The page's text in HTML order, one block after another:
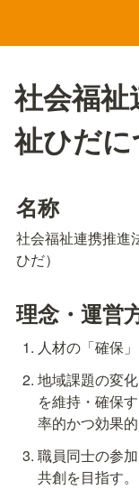
社会福
祉ひだに
名称
社会福祉連携推進
ひだ）
理念・運営
人材の「確保
地域課題の変
を維持・確保
率的かつ効果
職員同士の参
共創を目指す。